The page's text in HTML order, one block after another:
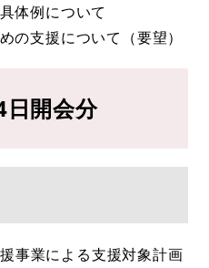
体例について
支援について（要望）
開会分
事業による支援対象計画